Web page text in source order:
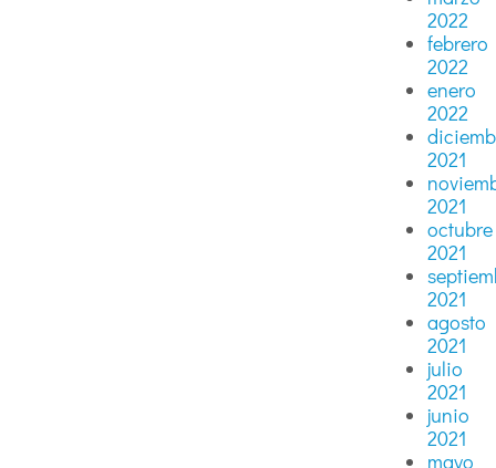
2022
febrero
2022
enero
2022
2021
2021
octubre
2021
2021
agosto
2021
julio
2021
junio
2021
mayo